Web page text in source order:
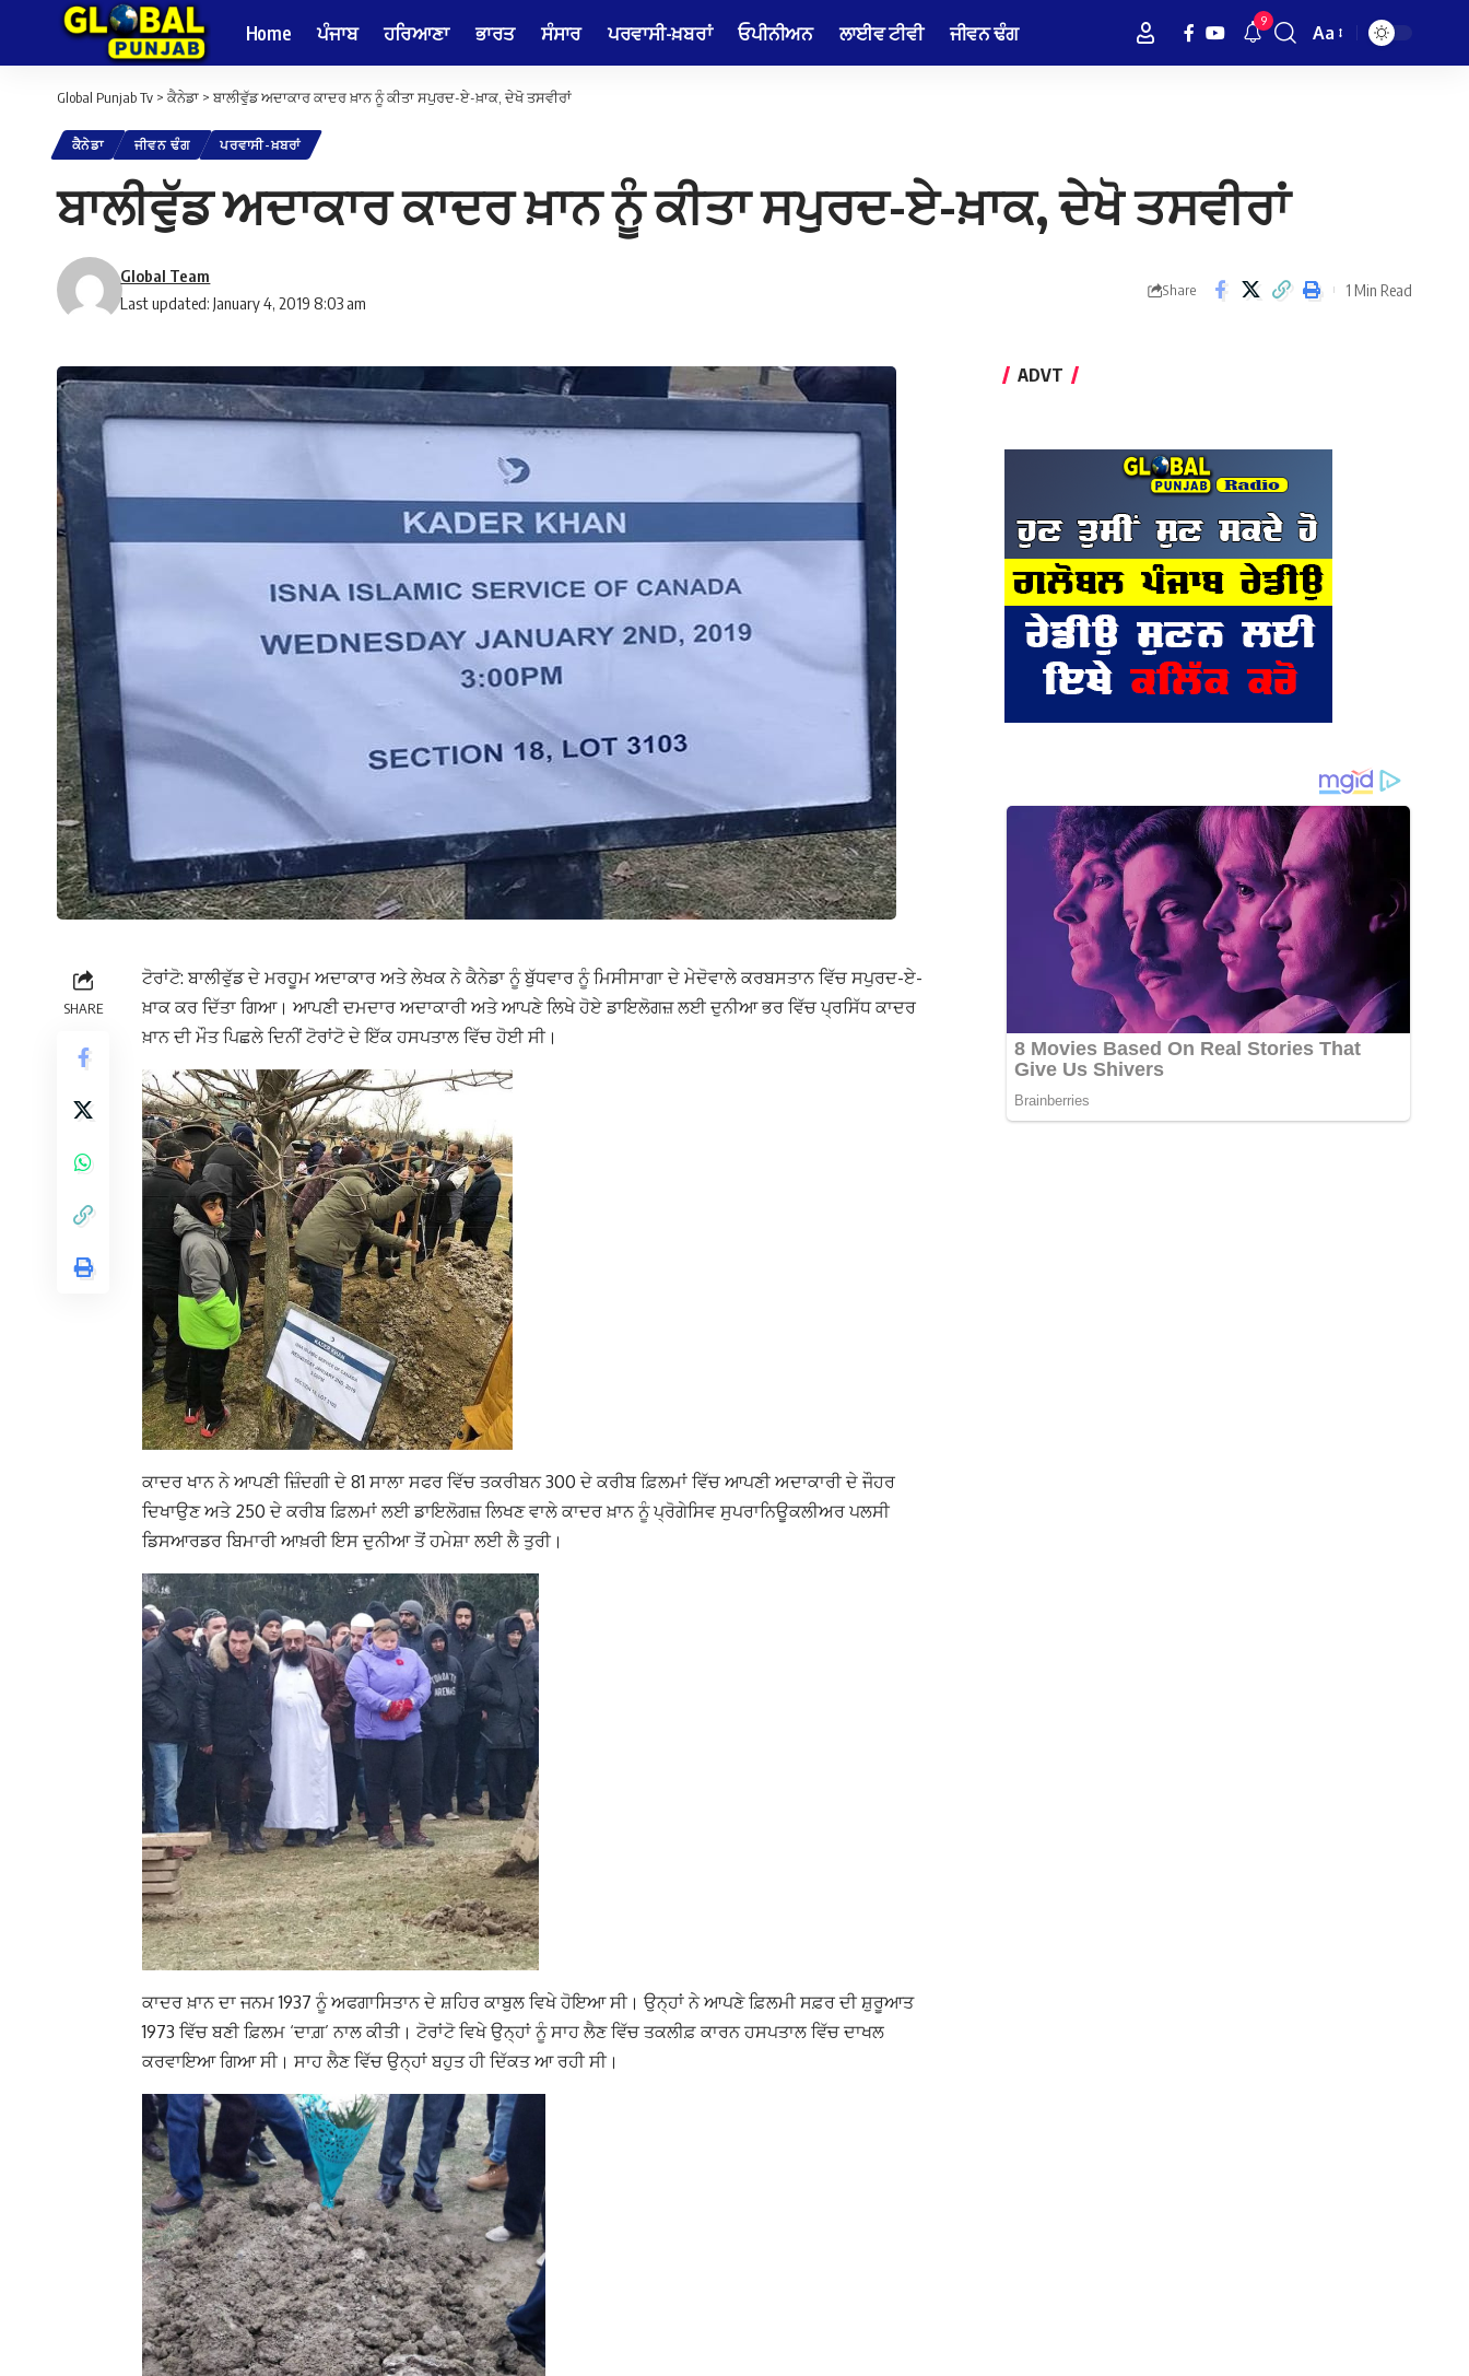
Home ਪੰਜਾਬ ਹਰਿਆਣਾ ਭਾਰਤ ਸੰਸਾਰ ਪਰਵਾਸੀ-ਖ਼ਬਰਾਂ ਓਪੀਨੀਅਨ ਲਾਈਵ ਟੀਵੀ ਜੀਵਨ ਢੰਗ 9
Font
Aa
Global Punjab Tv > ਕੈਨੇਡਾ > ਬਾਲੀਵੁੱਡ ਅਦਾਕਾਰ ਕਾਦਰ ਖ਼ਾਨ ਨੂੰ ਕੀਤਾ ਸਪੁਰਦ-ਏ-ਖ਼ਾਕ, ਦੇਖੋ ਤਸਵੀਰਾਂ
ਕੈਨੇਡਾ ਜੀਵਨ ਢੰਗ ਪਰਵਾਸੀ-ਖ਼ਬਰਾਂ
ਬਾਲੀਵੁੱਡ ਅਦਾਕਾਰ ਕਾਦਰ ਖ਼ਾਨ ਨੂੰ ਕੀਤਾ ਸਪੁਰਦ-ਏ-ਖ਼ਾਕ, ਦੇਖੋ ਤਸਵੀਰਾਂ
Last updated: January 4, 2019 8:03 am
Global Team
Share 1 Min Read
SHARE
ਟੋਰਾਂਟੋ: ਬਾਲੀਵੁੱਡ ਦੇ ਮਰਹੂਮ ਅਦਾਕਾਰ ਅਤੇ ਲੇਖਕ ਨੇ ਕੈਨੇਡਾ ਨੂੰ ਬੁੱਧਵਾਰ ਨੂੰ ਮਿਸੀਸਾਗਾ ਦੇ ਮੇਦੋਵਾਲੇ ਕਰਬਸਤਾਨ ਵਿੱਚ ਸਪੁਰਦ-ਏ-
ਖ਼ਾਕ ਕਰ ਦਿੱਤਾ ਗਿਆ। ਆਪਣੀ ਦਮਦਾਰ ਅਦਾਕਾਰੀ ਅਤੇ ਆਪਣੇ ਲਿਖੇ ਹੋਏ ਡਾਇਲੋਗਜ਼ ਲਈ ਦੁਨੀਆ ਭਰ ਵਿੱਚ ਪ੍ਰਸਿੱਧ ਕਾਦਰ
ਖ਼ਾਨ ਦੀ ਮੌਤ ਪਿਛਲੇ ਦਿਨੀਂ ਟੋਰਾਂਟੋ ਦੇ ਇੱਕ ਹਸਪਤਾਲ ਵਿੱਚ ਹੋਈ ਸੀ।
ਕਾਦਰ ਖਾਨ ਨੇ ਆਪਣੀ ਜ਼ਿੰਦਗੀ ਦੇ 81 ਸਾਲਾ ਸਫਰ ਵਿੱਚ ਤਕਰੀਬਨ 300 ਦੇ ਕਰੀਬ ਫ਼ਿਲਮਾਂ ਵਿੱਚ ਆਪਣੀ ਅਦਾਕਾਰੀ ਦੇ ਜੌਹਰ
ਦਿਖਾਉਣ ਅਤੇ 250 ਦੇ ਕਰੀਬ ਫ਼ਿਲਮਾਂ ਲਈ ਡਾਇਲੋਗਜ਼ ਲਿਖਣ ਵਾਲੇ ਕਾਦਰ ਖ਼ਾਨ ਨੂੰ ਪ੍ਰੋਗੇਸਿਵ ਸੁਪਰਾਨਿਊਕਲੀਅਰ ਪਲਸੀ
ਡਿਸਆਰਡਰ ਬਿਮਾਰੀ ਆਖ਼ਰੀ ਇਸ ਦੁਨੀਆ ਤੋਂ ਹਮੇਸ਼ਾ ਲਈ ਲੈ ਤੁਰੀ।
ਕਾਦਰ ਖ਼ਾਨ ਦਾ ਜਨਮ 1937 ਨੂੰ ਅਫਗਾਸਿਤਾਨ ਦੇ ਸ਼ਹਿਰ ਕਾਬੁਲ ਵਿਖੇ ਹੋਇਆ ਸੀ। ਉਨ੍ਹਾਂ ਨੇ ਆਪਣੇ ਫ਼ਿਲਮੀ ਸਫ਼ਰ ਦੀ ਸ਼ੁਰੂਆਤ
1973 ਵਿੱਚ ਬਣੀ ਫ਼ਿਲਮ ‘ਦਾਗ਼’ ਨਾਲ ਕੀਤੀ। ਟੋਰਾਂਟੋ ਵਿਖੇ ਉਨ੍ਹਾਂ ਨੂੰ ਸਾਹ ਲੈਣ ਵਿੱਚ ਤਕਲੀਫ਼ ਕਾਰਨ ਹਸਪਤਾਲ ਵਿੱਚ ਦਾਖਲ
ਕਰਵਾਇਆ ਗਿਆ ਸੀ। ਸਾਹ ਲੈਣ ਵਿੱਚ ਉਨ੍ਹਾਂ ਬਹੁਤ ਹੀ ਦਿੱਕਤ ਆ ਰਹੀ ਸੀ।
ADVT